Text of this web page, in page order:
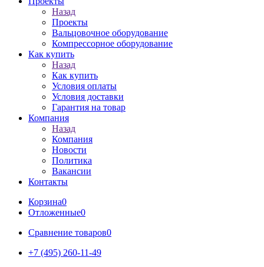
Назад
Проекты
Вальцовочное оборудование
Компрессорное оборудование
Как купить
Назад
Как купить
Условия оплаты
Условия доставки
Гарантия на товар
Компания
Назад
Компания
Новости
Политика
Вакансии
Контакты
Корзина0
Отложенные0
Сравнение товаров0
+7 (495) 260-11-49